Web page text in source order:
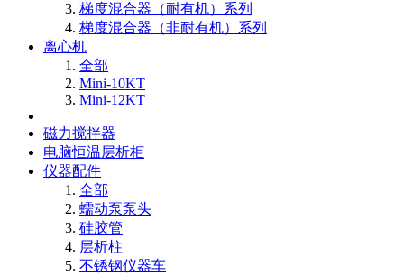
梯度混合器（耐有机）系列
梯度混合器（非耐有机）系列
离心机
全部
Mini-10KT
Mini-12KT
磁力搅拌器
电脑恒温层析柜
仪器配件
全部
蠕动泵泵头
硅胶管
层析柱
不锈钢仪器车